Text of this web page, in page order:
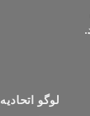
لوگو اتحادیه